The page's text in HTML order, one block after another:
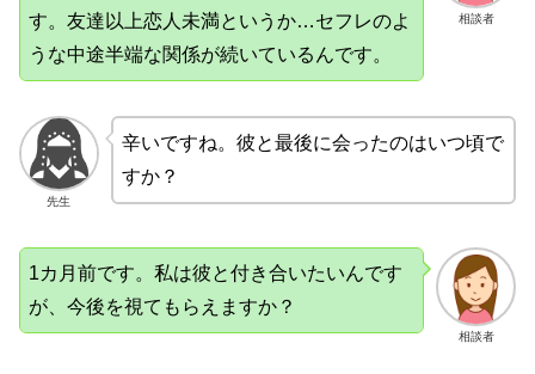
相談者
す。友達以上恋人未満というか…セフレのよ
うな中途半端な関係が続いているんです。
先生
辛いですね。彼と最後に会ったのはいつ頃で
すか？
相談者
1カ月前です。私は彼と付き合いたいんです
が、今後を視てもらえますか？